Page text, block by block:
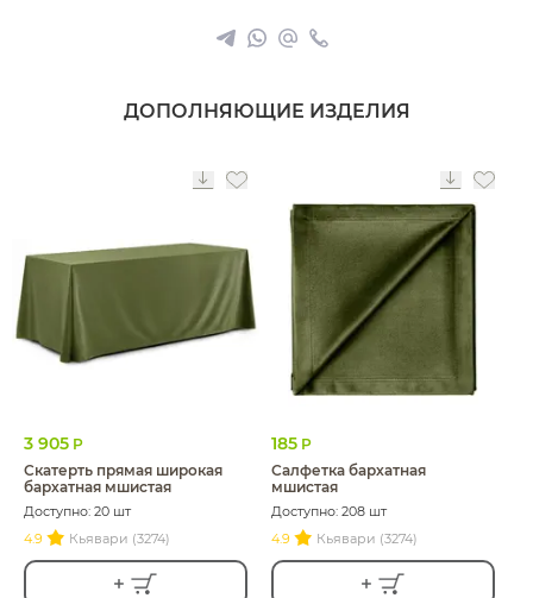
ДОПОЛНЯЮЩИЕ ИЗДЕЛИЯ
3 905 Р
Скатерть прямая широкая
бархатная мшистая
Доступно: 20 шт
4.9
Кьявари (3274)
185 Р
Салфетка бархатная
мшистая
Доступно: 208 шт
4.9
Кьявари (3274)